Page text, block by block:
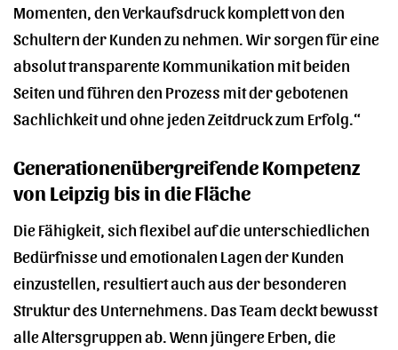
Momenten, den Verkaufsdruck komplett von den
Schultern der Kunden zu nehmen. Wir sorgen für eine
absolut transparente Kommunikation mit beiden
Seiten und führen den Prozess mit der gebotenen
Sachlichkeit und ohne jeden Zeitdruck zum Erfolg.“
Generationenübergreifende Kompetenz
von Leipzig bis in die Fläche
Die Fähigkeit, sich flexibel auf die unterschiedlichen
Bedürfnisse und emotionalen Lagen der Kunden
einzustellen, resultiert auch aus der besonderen
Struktur des Unternehmens. Das Team deckt bewusst
alle Altersgruppen ab. Wenn jüngere Erben, die